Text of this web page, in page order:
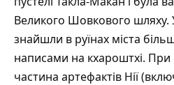
Великого Шовкового шляху.
знайшли в руїнах міста
написами на кхароштхі.
частина артефактів Нії